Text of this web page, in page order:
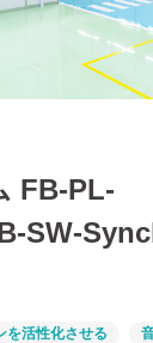
FB-PL-
SW-
を活性化させる